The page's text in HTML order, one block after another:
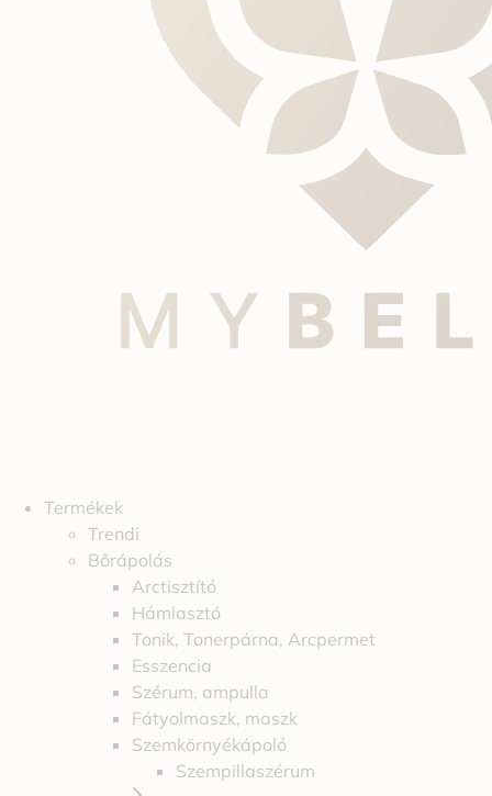
Termékek
Trendi
Bőrápolás
Arctisztító
Hámlasztó
Tonik, Tonerpárna, Arcpermet
Esszencia
Szérum, ampulla
Fátyolmaszk, maszk
Szemkörnyékápoló
Szempillaszérum